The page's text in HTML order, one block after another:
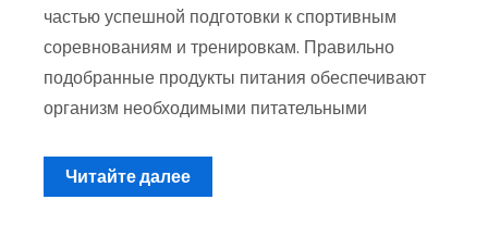
частью успешной подготовки к спортивным
соревнованиям и тренировкам. Правильно
подобранные продукты питания обеспечивают
организм необходимыми питательными
Читайте далее